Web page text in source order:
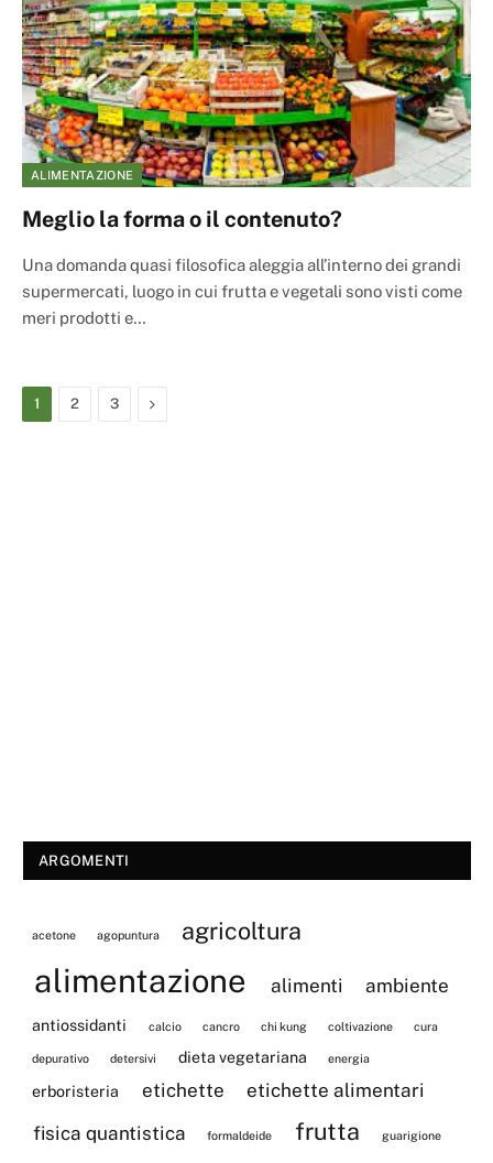
ALIMENTAZIONE
Meglio la forma o il contenuto?
Una domanda quasi filosofica aleggia all’interno dei grandi
supermercati, luogo in cui frutta e vegetali sono visti come
meri prodotti e…
1 2 3 Next
ARGOMENTI
acetone agopuntura agricoltura
alimentazione alimenti ambiente
antiossidanti calcio cancro chi kung coltivazione cura
depurativo detersivi dieta vegetariana energia
erboristeria etichette
etichette alimentari
fisica quantistica
formaldeide frutta guarigione